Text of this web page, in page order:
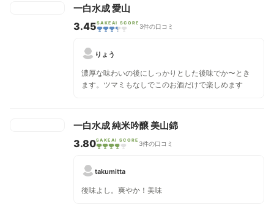
一白水成 愛山
3.45SAKEAI SCORE 3件の口コミ
りょう
濃厚な味わいの後にしっかりとした後味でか〜とき
ます。ツマミもなしでこのお酒だけで楽しめます
一白水成 純米吟醸 美山錦
3.80SAKEAI SCORE 3件の口コミ
takumitta
後味よし。爽やか！美味